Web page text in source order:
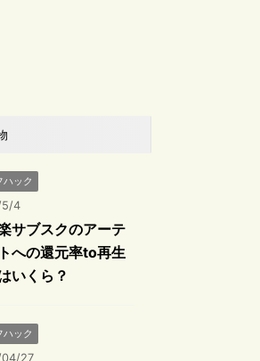
ハック
5/4
サブスクのアーテ
への還元率to再生
いくら？
ハック
27